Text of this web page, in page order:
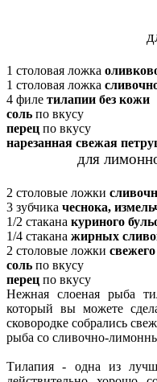
1 столовая ложка
1 столовая ложка
4 филе тилапии без кожи
соль по вкусу
перец по вкусу
нарезанная свежая
для
2 столовые ложки
3 зубчика чеснока,
1/2 стакана куриного
1/4 стакана жирных
2 столовые ложки
соль по вкусу
перец по вкусу
Нежная слоеная рыба
который вы можете
сковородке собрались
рыба со сливочно-
Тилапия - одна из